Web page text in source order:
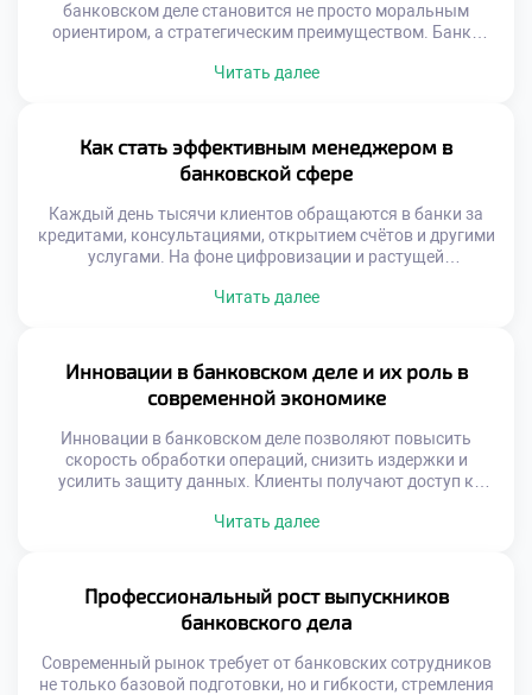
банковском деле становится не просто моральным
ориентиром, а стратегическим преимуществом. Банки
финансовыми потоками и доверием миллионов клиентов.
репутации до юридических санкций. Именно поэтому
роль этики в банковском […]
Читать далее
Как стать эффективным менеджером в
банковской сфере
Каждый день тысячи клиентов обращаются в банки за
кредитами, консультациями, открытием счётов и другими
услугами. На фоне цифровизации и растущей
становится особенно значимой. Именно он выступает
Чтобы стать эффективным менеджером в банковской
сфере, необходимо сочетать глубокие профессиональные
знания, управленческую […]
Читать далее
Инновации в банковском деле и их роль в
современной экономике
Инновации в банковском деле позволяют повысить
скорость обработки операций, снизить издержки и
усилить защиту данных. Клиенты получают доступ к
под их поведение и потребности. Банки, в свою очередь,
стабильность и рост, поскольку ускоряют оборот
капитала и расширяют доступ к финансовым […]
Читать далее
Профессиональный рост выпускников
банковского дела
Современный рынок требует от банковских сотрудников
не только базовой подготовки, но и гибкости, стремления